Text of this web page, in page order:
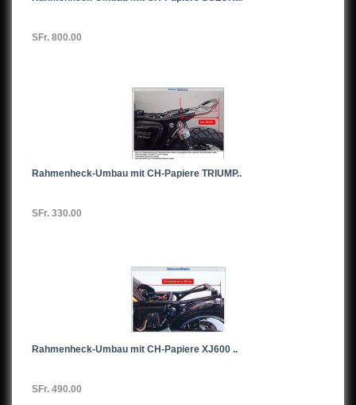
SFr. 800.00
Rahmenheck-Umbau mit CH-Papiere TRIUMP..
SFr. 330.00
Rahmenheck-Umbau mit CH-Papiere XJ600 ..
SFr. 490.00